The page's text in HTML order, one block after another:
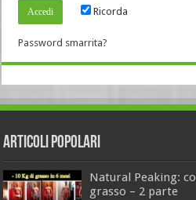
Ricorda
Password smarrita?
Articoli Popolari
Natural Peaking:
grasso – 2 parte